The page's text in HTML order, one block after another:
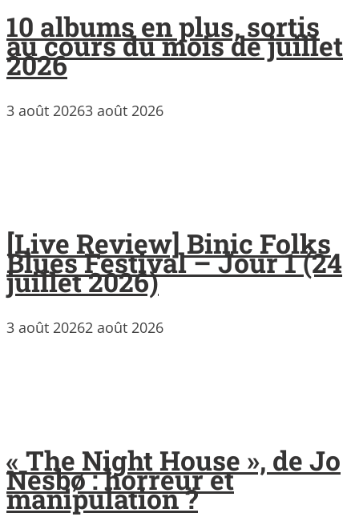
10 albums en plus, sortis
au cours du mois de juillet
2026
3 août 20263 août 2026
[Live Review] Binic Folks
Blues Festival – Jour 1 (24
juillet 2026)
3 août 20262 août 2026
« The Night House », de Jo
Nesbø : horreur et
manipulation ?